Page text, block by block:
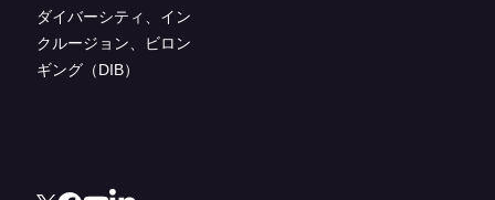
ダイバーシティ、イン
クルージョン、ビロン
ギング（DIB）